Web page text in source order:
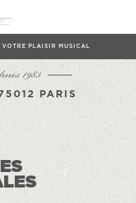
VOTRE PLAISIR MUSICAL
1983
PARIS